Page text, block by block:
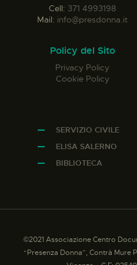
Cell: 371 4993198
Mail: info@presdonna.it
Policy del Sito
Privacy Policy
Cookie Policy
SERVIZIO CIVILE
ELISA SALERNO
BIBLIOTECA
©2021 Associazione Centro
“Presenza Donna”, Contrà Mure